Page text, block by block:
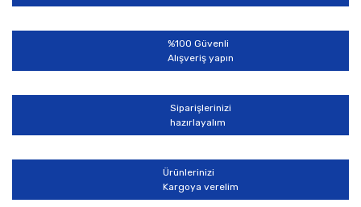
Ürün fiyatı diğer sitelerden daha pahalı.
Bu ürüne benzer farklı alternatifler olmalı.
Gönder
%100 Güvenli
Alışveriş yapın
Siparişlerinizi
hazırlayalım
Ürünlerinizi
Kargoya verelim